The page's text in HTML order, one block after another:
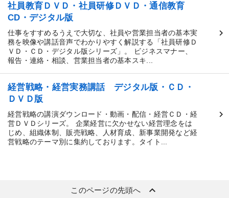
社員教育ＤＶＤ・社員研修ＤＶＤ・通信教育
CD・デジタル版
仕事をすすめるうえで大切な、社員や営業担当者の基本実
務を映像や講話音声でわかりやすく解説する「社員研修Ｄ
ＶＤ・ＣＤ・デジタル版シリーズ」。 ビジネスマナー、
報告・連絡・相談、営業担当者の基本スキ...
経営戦略・経営実務講話 デジタル版・ＣＤ・
ＤＶＤ版
経営戦略の講演ダウンロード・動画・配信・経営ＣＤ・経
営ＤＶＤシリーズ。 企業経営に欠かせない経営理念をは
じめ、組織体制、販売戦略、人材育成、新事業開発など経
営戦略のテーマ別に集約しております。タイト...
このページの先頭へ keyboard_arrow_up